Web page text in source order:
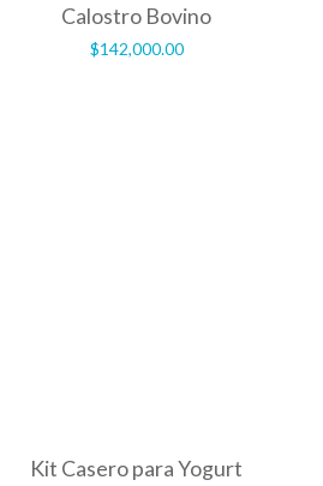
Calostro Bovino
$142,000.00
Kit Casero para Yogurt